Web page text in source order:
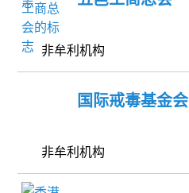
非牟利机构
国际戒毒基金会
非牟利机构